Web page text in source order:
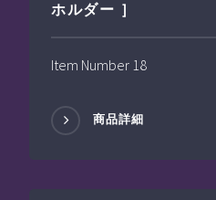
ホルダー ］
Item Number 18
商品詳細